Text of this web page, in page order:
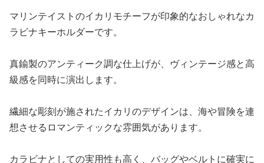
マリンテイストのイカリモチーフが印象的なおしゃれなカ
ラビナキーホルダーです。
真鍮製のアンティーク調な仕上げが、ヴィンテージ感と高
級感を同時に演出します。
繊細な彫刻が施されたイカリのデザインは、海や冒険を連
想させるロマンティックな雰囲気があります。
カラビナとしての実用性も高く、バッグやベルトに確実に